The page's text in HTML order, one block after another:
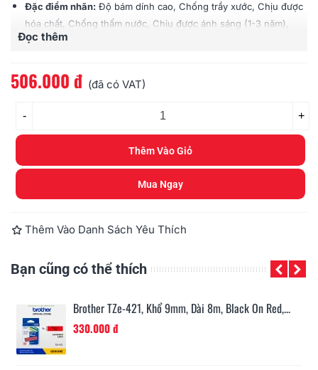
Đặc điểm nhãn: Độ bám dính cao, Chống trầy xước, Chịu được
hóa chất, Chống thấm nước, Chịu được ánh sáng (1-3 năm),
Chịu được nhiệt độ (-80 độ - 200 độ C)
Đọc thêm
506.000 đ (đã có VAT)
- +
Thêm Vào Giỏ
Mua Ngay
Thêm Vào Danh Sách Yêu Thích
Bạn cũng có thể thích
Brother TZe-421, Khổ 9mm, Dài 8m, Black On Red,...
330.000 đ